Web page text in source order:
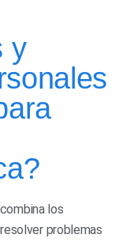
y
los
problemas